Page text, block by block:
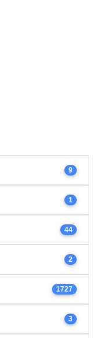
9
1
44
2
1727
3